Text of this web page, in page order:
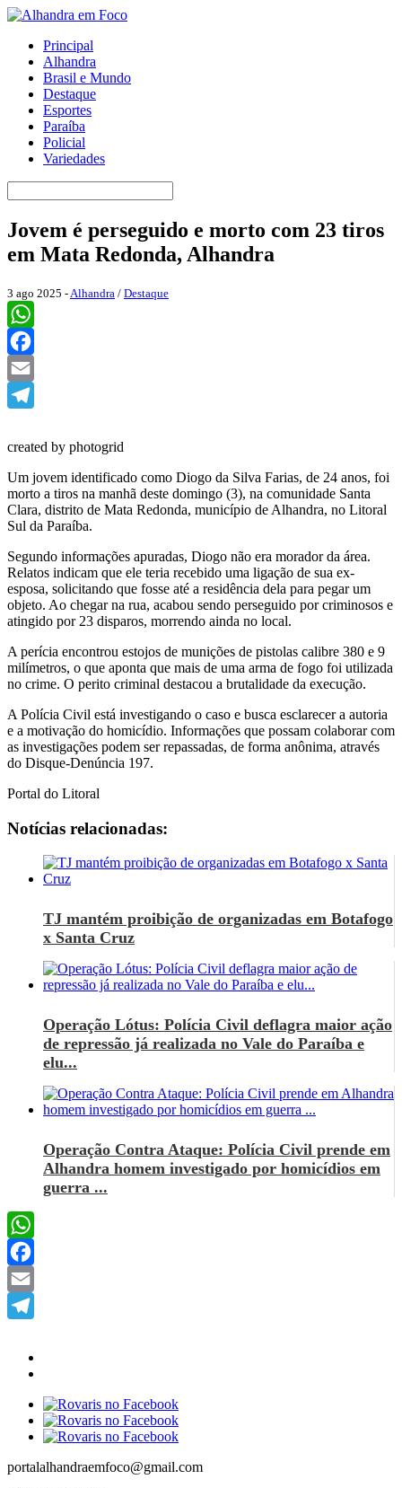
Principal
Alhandra
Brasil e Mundo
Destaque
Esportes
Paraíba
Policial
Variedades
Jovem é perseguido e morto com 23 tiros
em Mata Redonda, Alhandra
3 ago 2025 - Alhandra / Destaque
WhatsApp
Facebook
Email
created by photogrid
Um jovem identificado como Diogo da Silva Farias, de 24 anos, foi
morto a tiros na manhã deste domingo (3), na comunidade Santa
Clara, distrito de Mata Redonda, município de Alhandra, no Litoral
Sul da Paraíba.
Segundo informações apuradas, Diogo não era morador da área.
Relatos indicam que ele teria recebido uma ligação de sua ex-
esposa, solicitando que fosse até a residência dela para pegar um
objeto. Ao chegar na rua, acabou sendo perseguido por criminosos e
atingido por 23 disparos, morrendo ainda no local.
A perícia encontrou estojos de munições de pistolas calibre 380 e 9
milímetros, o que aponta que mais de uma arma de fogo foi utilizada
no crime. O perito criminal destacou a brutalidade da execução.
A Polícia Civil está investigando o caso e busca esclarecer a autoria
e a motivação do homicídio. Informações que possam colaborar com
as investigações podem ser repassadas, de forma anônima, através
do Disque-Denúncia 197.
Portal do Litoral
Notícias relacionadas:
TJ mantém proibição de organizadas em Botafogo
x Santa Cruz
Operação Lótus: Polícia Civil deflagra maior ação
de repressão já realizada no Vale do Paraíba e
elu...
Operação Contra Ataque: Polícia Civil prende em
Alhandra homem investigado por homicídios em
guerra ...
WhatsApp
Facebook
Email
portalalhandraemfoco@gmail.com